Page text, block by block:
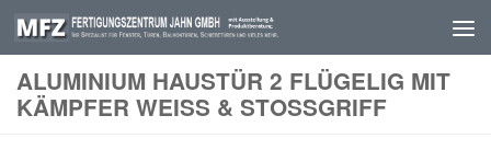
Skip to content
ALUMINIUM HAUSTÜR 2 FLÜGELIG MIT
KÄMPFER WEISS & STOSSGRIFF